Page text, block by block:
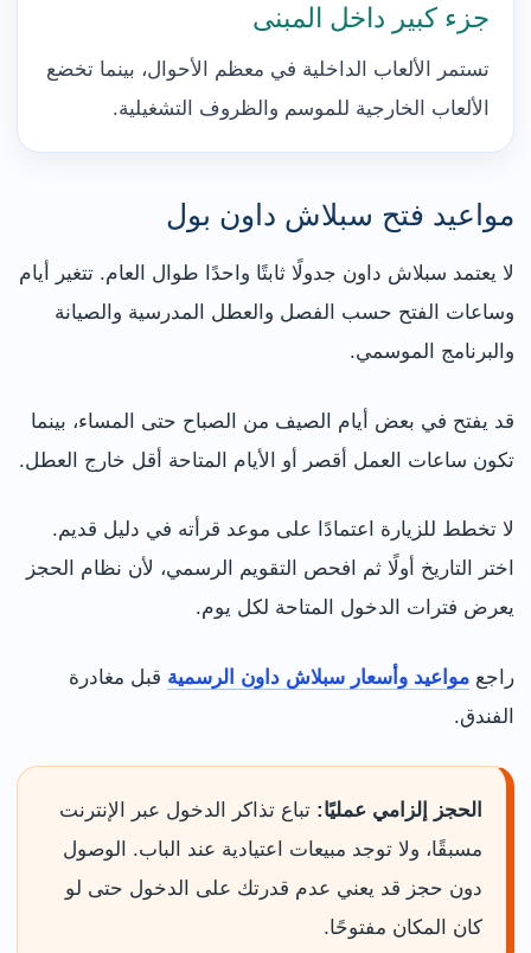
جزء كبير داخل المبنى
تستمر الألعاب الداخلية في معظم الأحوال، بينما تخضع
الألعاب الخارجية للموسم والظروف التشغيلية.
مواعيد فتح سبلاش داون بول
لا يعتمد سبلاش داون جدولًا ثابتًا واحدًا طوال العام. تتغير أيام
وساعات الفتح حسب الفصل والعطل المدرسية والصيانة
والبرنامج الموسمي.
قد يفتح في بعض أيام الصيف من الصباح حتى المساء، بينما
تكون ساعات العمل أقصر أو الأيام المتاحة أقل خارج العطل.
لا تخطط للزيارة اعتمادًا على موعد قرأته في دليل قديم.
اختر التاريخ أولًا ثم افحص التقويم الرسمي، لأن نظام الحجز
يعرض فترات الدخول المتاحة لكل يوم.
راجع مواعيد وأسعار سبلاش داون الرسمية قبل مغادرة
الفندق.
الحجز إلزامي عمليًا: تباع تذاكر الدخول عبر الإنترنت
مسبقًا، ولا توجد مبيعات اعتيادية عند الباب. الوصول
دون حجز قد يعني عدم قدرتك على الدخول حتى لو
كان المكان مفتوحًا.